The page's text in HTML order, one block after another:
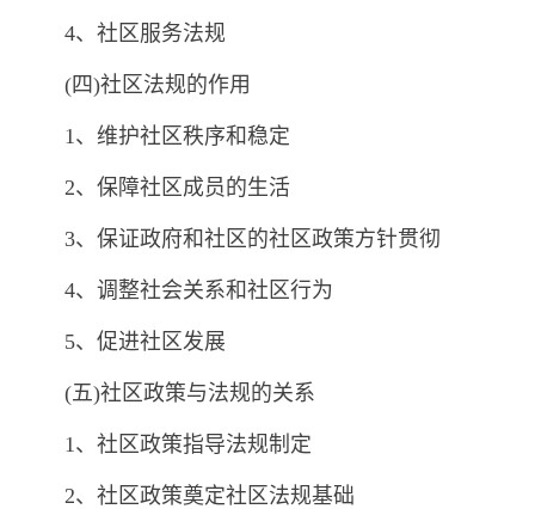
4、社区服务法规
(四)社区法规的作用
1、维护社区秩序和稳定
2、保障社区成员的生活
3、保证政府和社区的社区政策方针贯彻
4、调整社会关系和社区行为
5、促进社区发展
(五)社区政策与法规的关系
1、社区政策指导法规制定
2、社区政策奠定社区法规基础